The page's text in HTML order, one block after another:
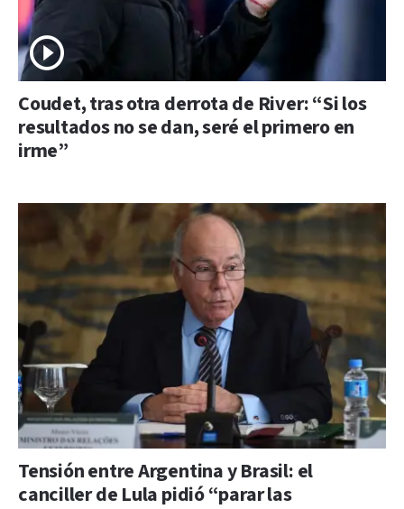
Coudet, tras otra derrota de River: “Si los
resultados no se dan, seré el primero en
irme”
Tensión entre Argentina y Brasil: el
canciller de Lula pidió “parar las